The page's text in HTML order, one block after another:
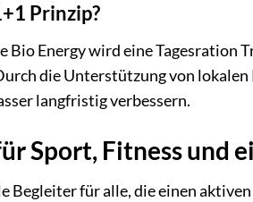
Prinzip?
Bio Energy wird eine Tagesration
die Unterstützung von
langfristig verbessern.
Sport, Fitness und
Begleiter für alle, die einen